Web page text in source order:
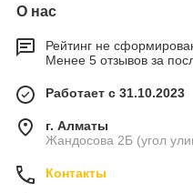
О нас
Рейтинг не
Менее 5 отзывов за
Работает с 31.10.2023
г. Алматы
Жандосова 2Б (угол
Контакты